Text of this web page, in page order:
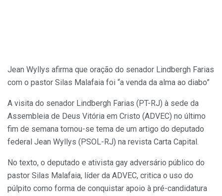
Jean Wyllys afirma que oração do senador Lindbergh Farias
com o pastor Silas Malafaia foi “a venda da alma ao diabo”
A visita do senador Lindbergh Farias (PT-RJ) à sede da
Assembleia de Deus Vitória em Cristo (ADVEC) no último
fim de semana tornou-se tema de um artigo do deputado
federal Jean Wyllys (PSOL-RJ) na revista Carta Capital.
No texto, o deputado e ativista gay adversário público do
pastor Silas Malafaia, líder da ADVEC, critica o uso do
púlpito como forma de conquistar apoio à pré-candidatura